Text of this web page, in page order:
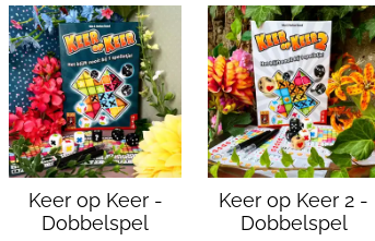
Keer op Keer -
Dobbelspel
Keer op Keer 2 -
Dobbelspel